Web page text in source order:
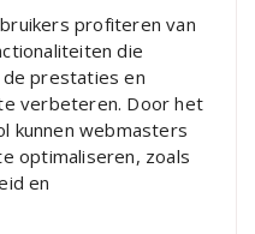
profiteren van
die
prestaties en
verbeteren. Door het
kunnen webmasters
optimaliseren, zoals
en